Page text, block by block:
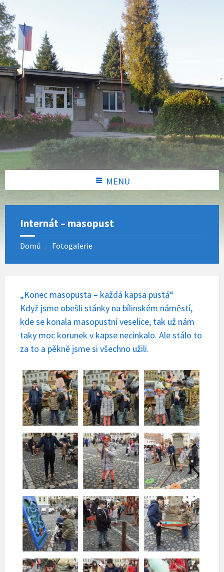
MENU
Internát – masopust
Domů Fotogalerie
„Konec masopusta – každá kapsa pustá“
Když jsme obešli stánky na bílinském náměstí,
kde se konala masopustní veselice, tak už nám
taky moc korunek v kapse necinkalo. Ale stálo to
za to a pěkně jsme si všechno užili.